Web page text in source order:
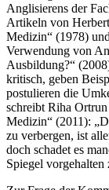
Jahrelang wird das
Anglisierens der
Artikeln von Herbert
Medizin“ (1978)
Verwendung von
Ausbildung?“
kritisch, geben
postulieren die
schreibt Riha
Medizin“ (2011):
zu verbergen, ist
doch schadet es